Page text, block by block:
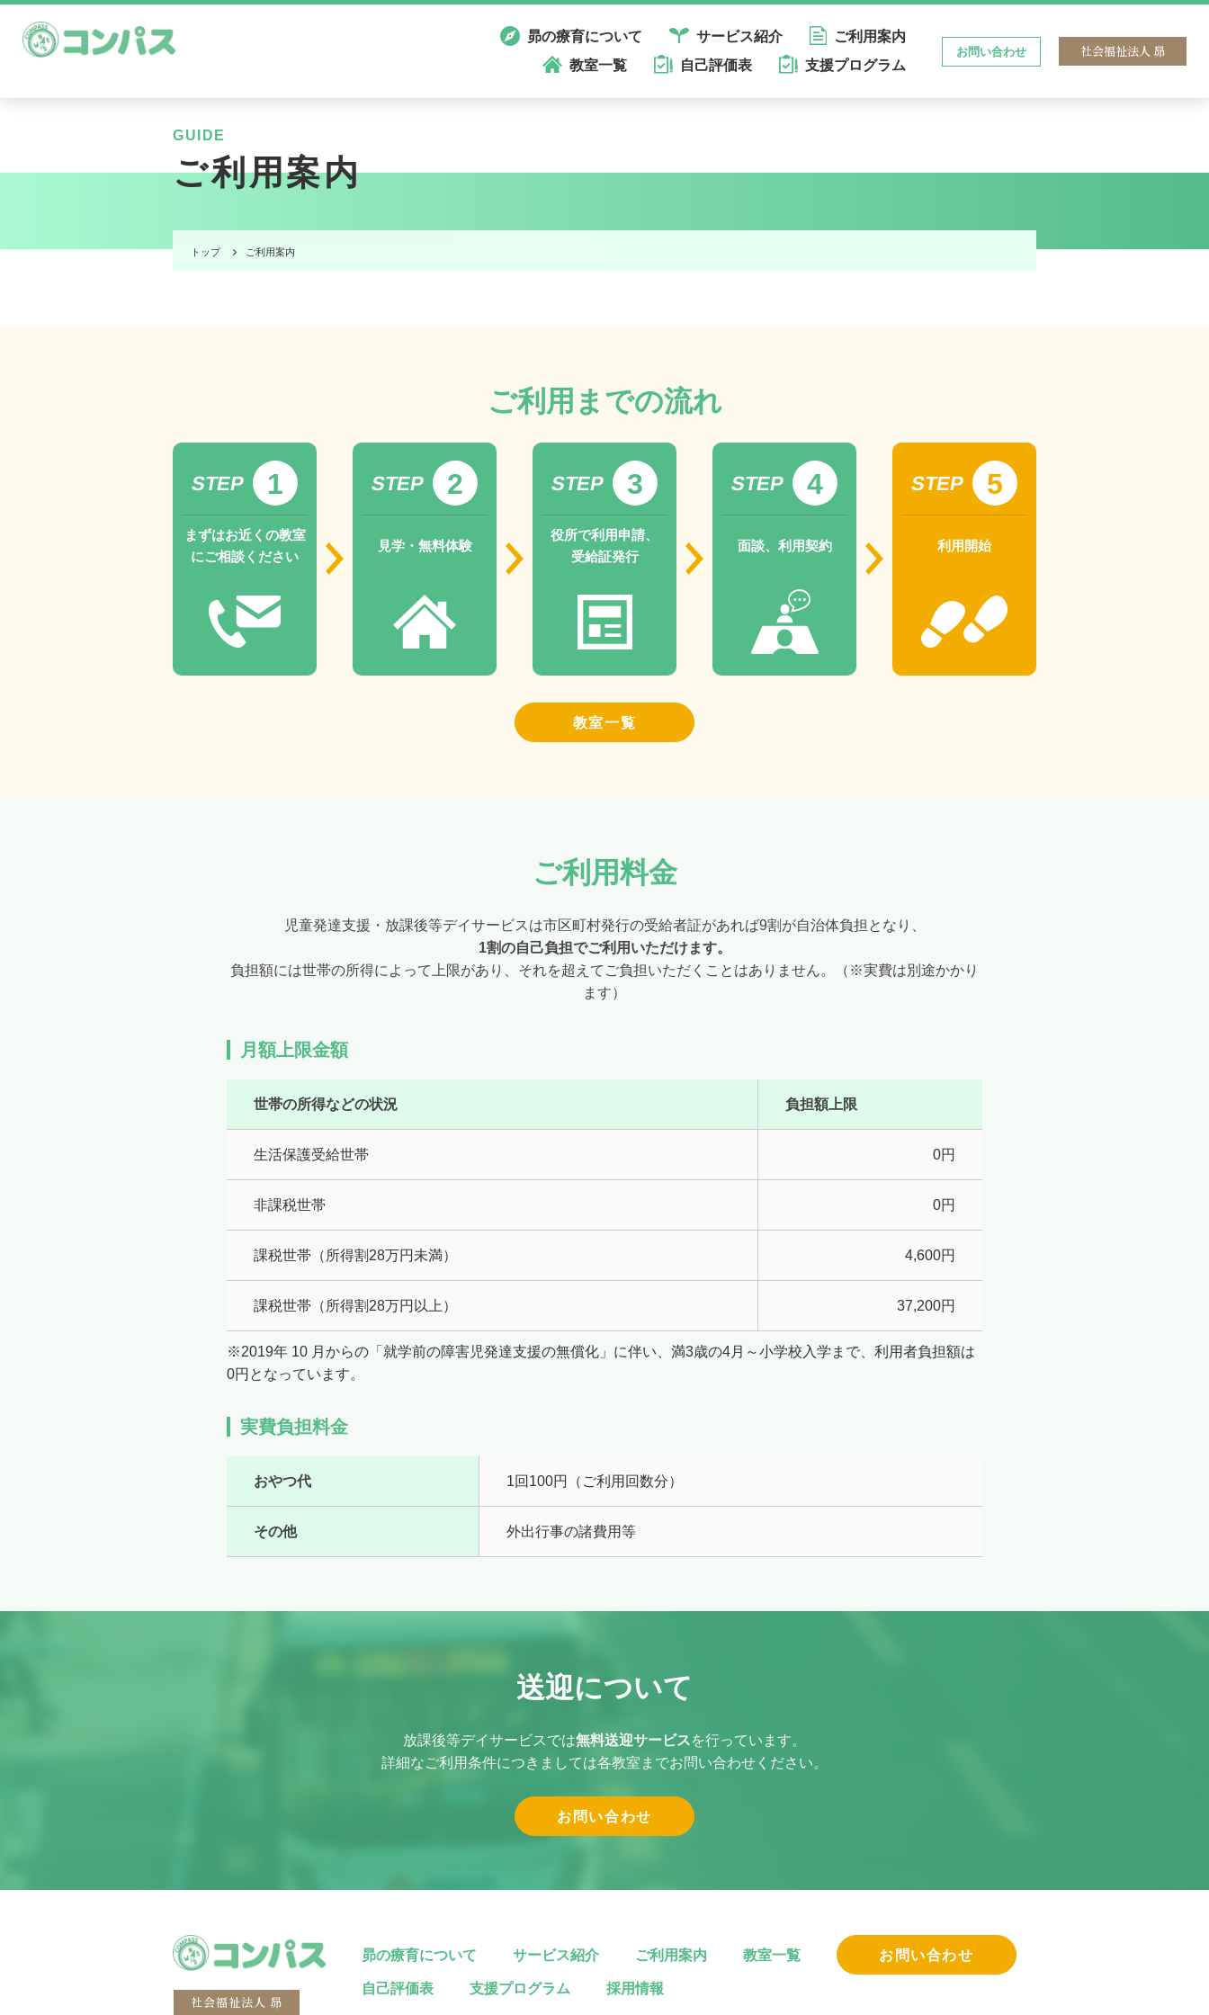
昴の療育について サービス紹介
ご利用案内
教室一覧
自己評価表 支援プログラム
お問い合わせ 社会福祉法人 昴
GUIDE
ご利用案内
トップ ご利用案内
ご利用までの流れ
STEP 1
まずはお近くの教室
にご相談ください
STEP 2
見学・無料体験
STEP 3
役所で利用申請、
受給証発行
STEP 4
面談、利用契約
STEP 5
利用開始
教室一覧
ご利用料金
児童発達支援・放課後等デイサービスは市区町村発行の受給者証があれば9割が自治体負担となり、
1割の自己負担でご利用いただけます。
負担額には世帯の所得によって上限があり、それを超えてご負担いただくことはありません。（※実費は別途かかり
ます）
月額上限金額
世帯の所得などの状況 負担額上限
生活保護受給世帯 0円
非課税世帯 0円
課税世帯（所得割28万円未満） 4,600円
課税世帯（所得割28万円以上） 37,200円
※2019年 10 月からの「就学前の障害児発達支援の無償化」に伴い、満3歳の4月～小学校入学まで、利用者負担額は
0円となっています。
実費負担料金
おやつ代 1回100円（ご利用回数分）
その他 外出行事の諸費用等
送迎について
放課後等デイサービスでは無料送迎サービスを行っています。
詳細なご利用条件につきましては各教室までお問い合わせください。
お問い合わせ
社会福祉法人 昴
昴の療育について サービス紹介 ご利用案内 教室一覧 お問い合わせ
自己評価表 支援プログラム 採用情報